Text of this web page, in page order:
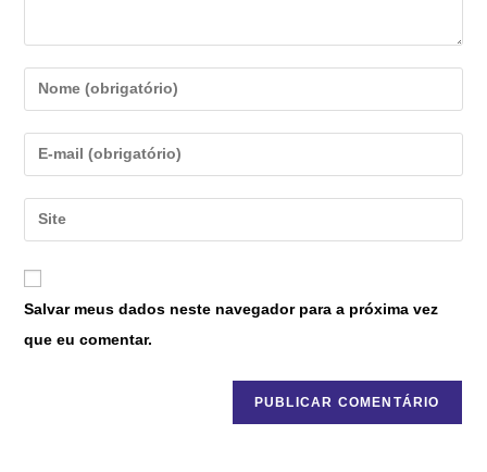
Salvar meus dados neste navegador para a próxima vez
que eu comentar.